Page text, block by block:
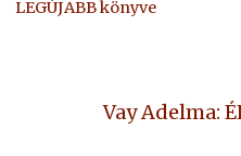
LEGÚJABB könyve
Vay Adelma: